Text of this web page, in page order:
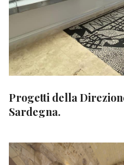
Progetti della
Sardegna.